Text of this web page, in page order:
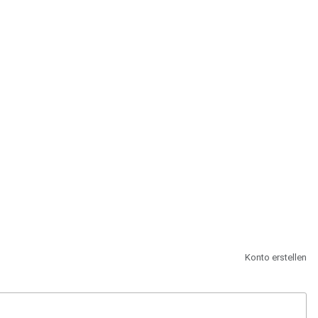
Konto erstellen